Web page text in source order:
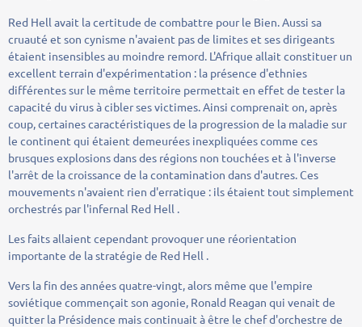
Red Hell avait la certitude de combattre pour le Bien. Aussi sa
cruauté et son cynisme n'avaient pas de limites et ses dirigeants
étaient insensibles au moindre remord. L'Afrique allait constituer un
excellent terrain d'expérimentation : la présence d'ethnies
différentes sur le même territoire permettait en effet de tester la
capacité du virus à cibler ses victimes. Ainsi comprenait on, après
coup, certaines caractéristiques de la progression de la maladie sur
le continent qui étaient demeurées inexpliquées comme ces
brusques explosions dans des régions non touchées et à l'inverse
l'arrêt de la croissance de la contamination dans d'autres. Ces
mouvements n'avaient rien d'erratique : ils étaient tout simplement
orchestrés par l'infernal Red Hell .
Les faits allaient cependant provoquer une réorientation
importante de la stratégie de Red Hell .
Vers la fin des années quatre-vingt, alors même que l'empire
soviétique commençait son agonie, Ronald Reagan qui venait de
quitter la Présidence mais continuait à être le chef d'orchestre de